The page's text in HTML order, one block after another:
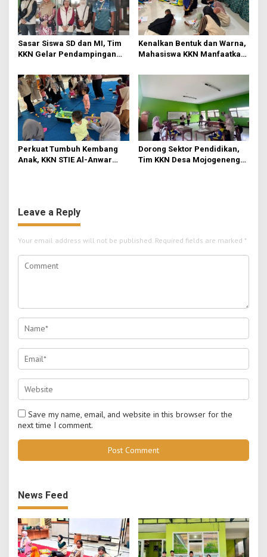
Sasar Siswa SD dan MI, Tim
KKN Gelar Pendampingan
Anti-Bullying di Mojokerto
Kenalkan Bentuk dan Warna,
Mahasiswa KKN Manfaatkan
Permata Bunda
Perkuat Tumbuh Kembang
Anak, KKN STIE Al-Anwar
Dorong Sektor Pendidikan,
Tim KKN Desa Mojogeneng
Leave a Reply
Your email address will not be published. Required fields are marked *
Save my name, email, and website in this browser for the
next time I comment.
News Feed